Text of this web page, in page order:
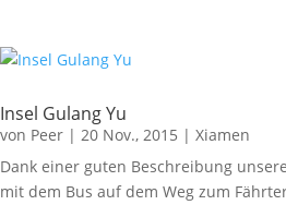
Insel Gulang Yu
von Peer | 20 Nov., 2015 | Xiamen
Dank einer guten Beschreibung
mit dem Bus auf dem Weg zum